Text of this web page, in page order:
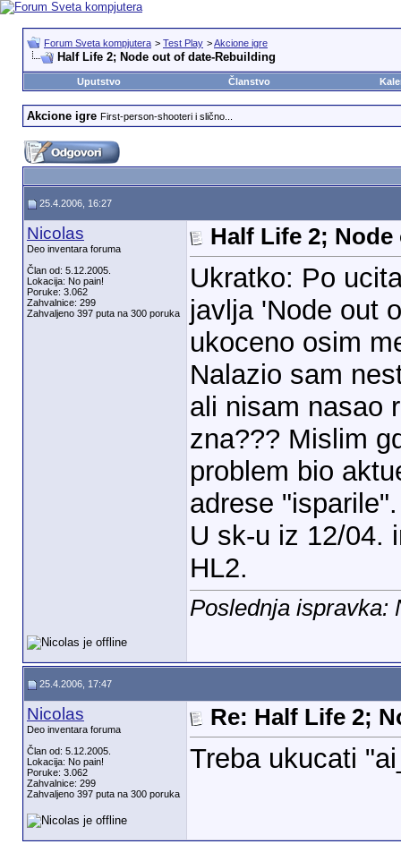
Forum Sveta kompjutera > Test Play >Akcione igre
Half Life 2; Node out of date-Rebuilding
Uputstvo Članstvo
Akcione igre First-person-shooteri i slično...
25.4.2006, 16:27
Nicolas
Deo inventara foruma
Član od: 5.12.2005.
Lokacija: No pain!
Poruke: 3.062
Zahvalnice: 299
Zahvaljeno 397 puta na 300 poruka
Half Life 2;
Ukratko: Po
javlja 'Node out
ukoceno osim
Nalazio sam
ali nisam nasao
zna??? Mislim
problem bio
adrese "isparile".
U sk-u iz 12/04.
HL2.
Poslednja ispravka:
25.4.2006, 17:47
Nicolas
Deo inventara foruma
Član od: 5.12.2005.
Lokacija: No pain!
Poruke: 3.062
Zahvalnice: 299
Zahvaljeno 397 puta na 300 poruka
Re: Half Life 2;
Treba ukucati